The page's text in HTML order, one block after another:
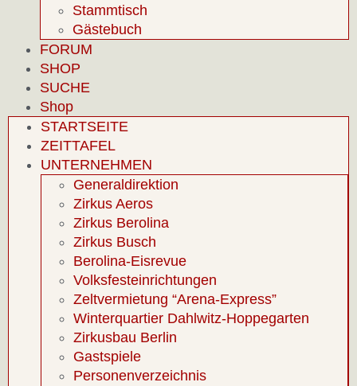
Stammtisch
Gästebuch
FORUM
SHOP
SUCHE
Shop
STARTSEITE
ZEITTAFEL
UNTERNEHMEN
Generaldirektion
Zirkus Aeros
Zirkus Berolina
Zirkus Busch
Berolina-Eisrevue
Volksfesteinrichtungen
Zeltvermietung “Arena-Express”
Winterquartier Dahlwitz-Hoppegarten
Zirkusbau Berlin
Gastspiele
Personenverzeichnis